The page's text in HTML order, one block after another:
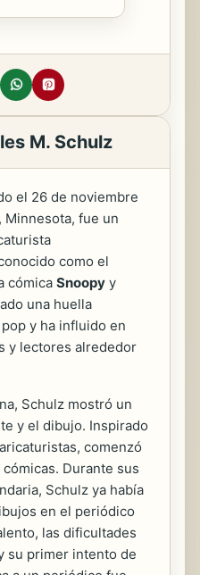
M. Schulz
el 26 de noviembre
Minnesota, fue un
como el
cómica Snoopy y
una huella
y ha influido en
y lectores alrededor
Schulz mostró un
y el dibujo. Inspirado
comenzó
Durante sus
Schulz ya había
en el periódico
las dificultades
su primer intento de